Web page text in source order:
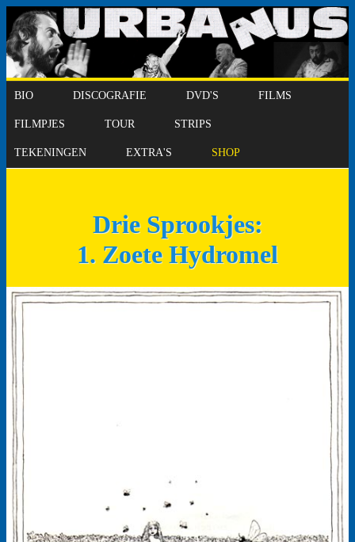
BIO DISCOGRAFIE DVD'S FILMS
FILMPJES TOUR STRIPS
TEKENINGEN EXTRA'S SHOP
Drie Sprookjes:
1. Zoete Hydromel